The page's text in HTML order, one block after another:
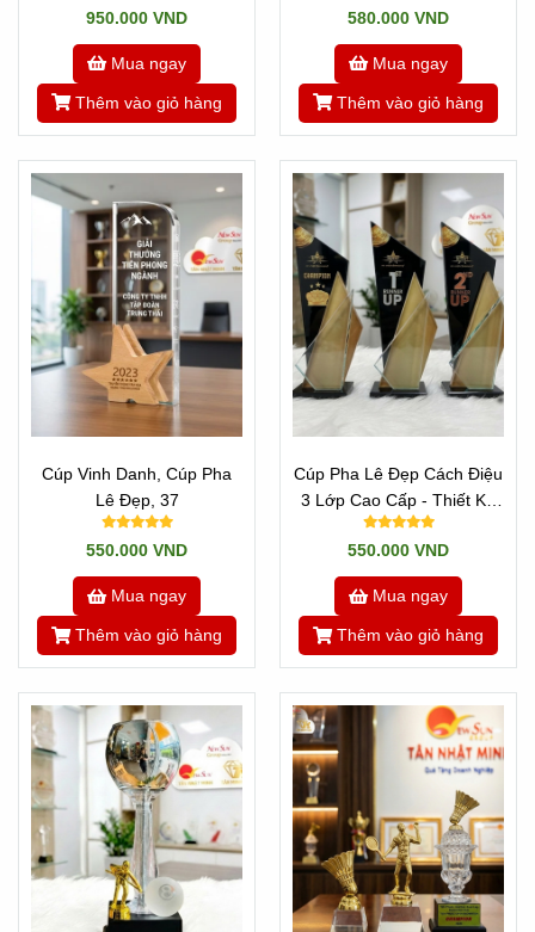
950.000 VND
Mua ngay
Thêm vào giỏ hàng
580.000 VND
Mua ngay
Thêm vào giỏ hàng
Cúp Vinh Danh, Cúp Pha
Lê Đẹp, 37
550.000 VND
Mua ngay
Thêm vào giỏ hàng
Cúp Pha Lê Đẹp Cách Điệu
3 Lớp Cao Cấp - Thiết Kế
Theo Yêu Cầu
550.000 VND
Mua ngay
Thêm vào giỏ hàng